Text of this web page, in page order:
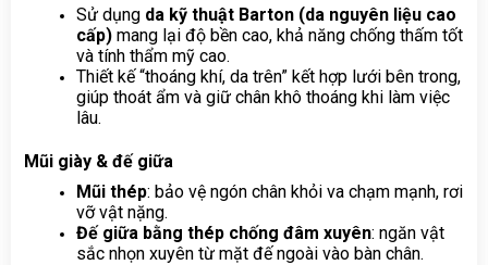
Sử dụng da kỹ thuật Barton (da nguyên liệu cao
cấp) mang lại độ bền cao, khả năng chống thấm tốt
và tính thẩm mỹ cao.
Thiết kế “thoáng khí, da trên” kết hợp lưới bên trong,
giúp thoát ẩm và giữ chân khô thoáng khi làm việc
lâu.
Mũi giày & đế giữa
Mũi thép: bảo vệ ngón chân khỏi va chạm mạnh, rơi
vỡ vật nặng.
Đế giữa bằng thép chống đâm xuyên: ngăn vật
sắc nhọn xuyên từ mặt đế ngoài vào bàn chân.